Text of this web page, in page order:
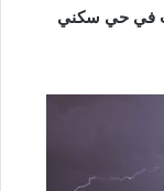
في حي سكني